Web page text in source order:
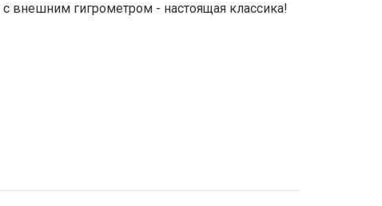
внешним гигрометром - настоящая классика!